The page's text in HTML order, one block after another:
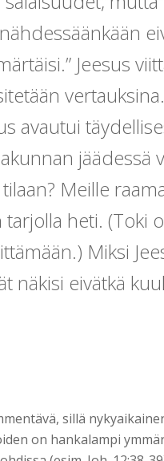
Jeesus
avautui
jäädessä
Meille
heti. (Toki
Miksi
näkisi eivätkä
sillä
on hankalampi